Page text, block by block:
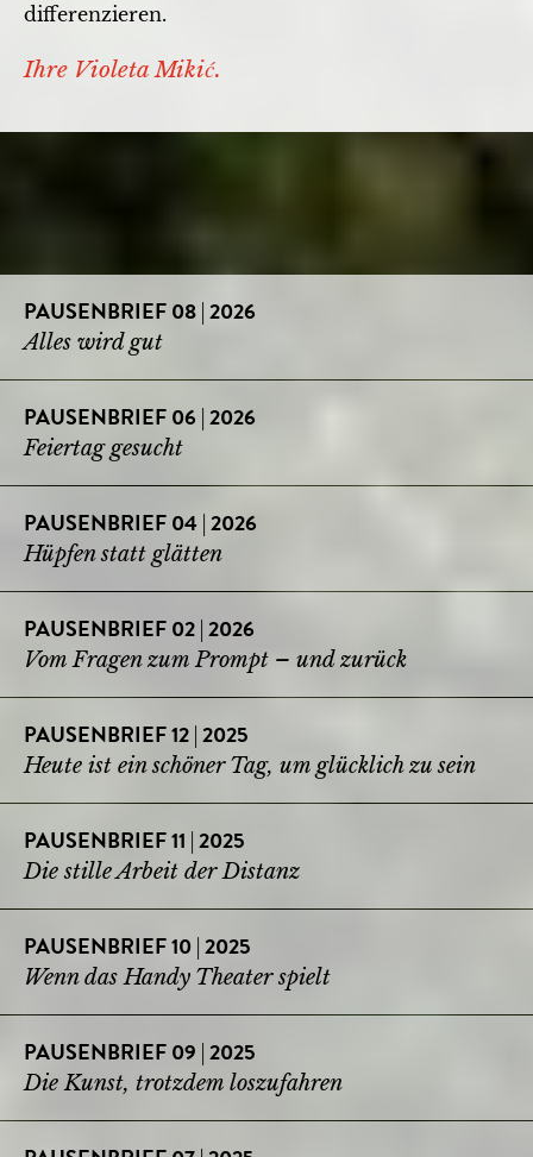
differenzieren.
Ihre Violeta Mikić.
PAUSENBRIEF 08 | 2026
Alles wird gut
PAUSENBRIEF 06 | 2026
Feiertag gesucht
PAUSENBRIEF 04 | 2026
Hüpfen statt glätten
PAUSENBRIEF 02 | 2026
Vom Fragen zum Prompt – und zurück
PAUSENBRIEF 12 | 2025
Heute ist ein schöner Tag, um glücklich zu sein
PAUSENBRIEF 11 | 2025
Die stille Arbeit der Distanz
PAUSENBRIEF 10 | 2025
Wenn das Handy Theater spielt
PAUSENBRIEF 09 | 2025
Die Kunst, trotzdem loszufahren